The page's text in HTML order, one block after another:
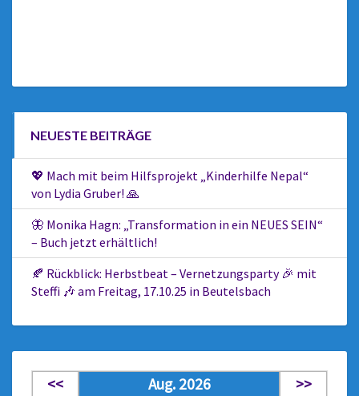
NEUESTE BEITRÄGE
💖 Mach mit beim Hilfsprojekt „Kinderhilfe Nepal“
von Lydia Gruber! 🙏
🦋 Monika Hagn: „Transformation in ein NEUES SEIN“
– Buch jetzt erhältlich!
🍂 Rückblick: Herbstbeat – Vernetzungsparty 🎉 mit
Steffi 🎶 am Freitag, 17.10.25 in Beutelsbach
<< Aug. 2026 >>